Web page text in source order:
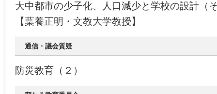
大中都市の少子化、人口減少と学校の設計（
【葉養正明・文教大学教授】
通信・議会質疑
防災教育（２）